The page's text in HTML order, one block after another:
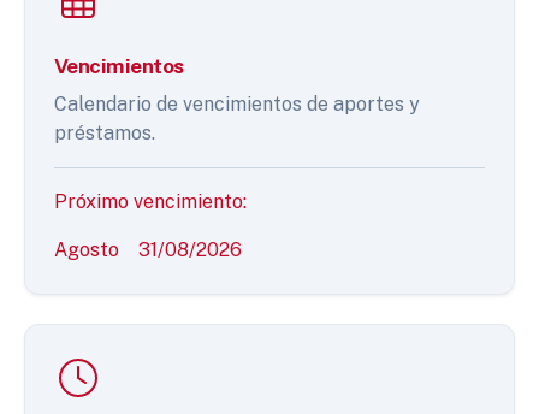
Vencimientos
Calendario de vencimientos de aportes y
préstamos.
Próximo vencimiento:
Agosto 31/08/2026